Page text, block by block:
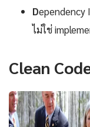
Dependency
ไม่ใช่
Clean